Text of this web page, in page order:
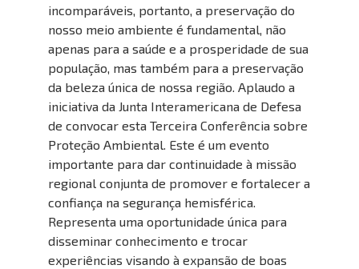
incomparáveis, portanto, a preservação do
nosso meio ambiente é fundamental, não
apenas para a saúde e a prosperidade de sua
população, mas também para a preservação
da beleza única de nossa região. Aplaudo a
iniciativa da Junta Interamericana de Defesa
de convocar esta Terceira Conferência sobre
Proteção Ambiental. Este é um evento
importante para dar continuidade à missão
regional conjunta de promover e fortalecer a
confiança na segurança hemisférica.
Representa uma oportunidade única para
disseminar conhecimento e trocar
experiências visando à expansão de boas